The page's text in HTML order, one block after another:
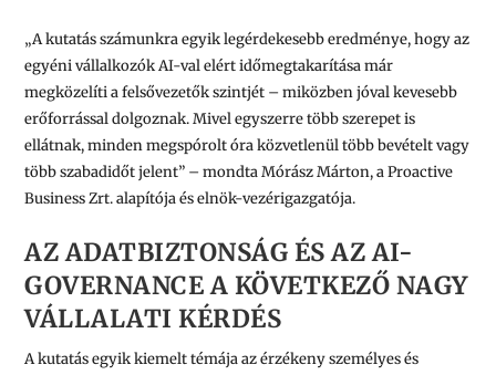
„A kutatás számunkra egyik legérdekesebb eredménye, hogy az
egyéni vállalkozók AI-val elért időmegtakarítása már
megközelíti a felsővezetők szintjét – miközben jóval kevesebb
erőforrással dolgoznak. Mivel egyszerre több szerepet is
ellátnak, minden megspórolt óra közvetlenül több bevételt vagy
több szabadidőt jelent” – mondta Mórász Márton, a Proactive
Business Zrt. alapítója és elnök-vezérigazgatója.
AZ ADATBIZTONSÁG ÉS AZ AI-
GOVERNANCE A KÖVETKEZŐ NAGY
VÁLLALATI KÉRDÉS
A kutatás egyik kiemelt témája az érzékeny személyes és